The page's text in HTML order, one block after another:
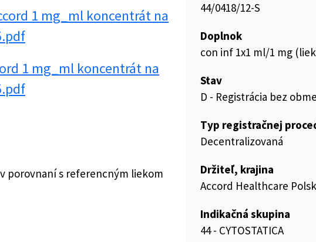
1 mg_ml koncentrát na
1 mg_ml koncentrát na
porovnaní s referencným liekom
44/0418/12-S
Doplnok
con inf 1x1 ml/1 mg
Stav
D - Registrácia bez
Typ registračnej
Decentralizovaná
Držiteľ, krajina
Accord Healthcare
Indikačná skupina
44 - CYTOSTATICA